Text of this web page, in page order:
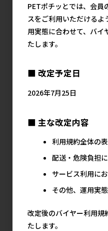
野菜入り 420g
参考上代 567円
参考
ズ］ゴン太のうま味
りジャーキー 420g
参考上代 567円
ズ］ゴ
PETポチッとでは、会員
スをご利用いただけるよ
用実態に合わせて、バイ
たします。
■ 改定予定日
2026年7月25日
■ 主な改定内容
利用規約全体の
配送・危険負担
サービス利用に
その他、運用実
改定後のバイヤー利用規
たします。